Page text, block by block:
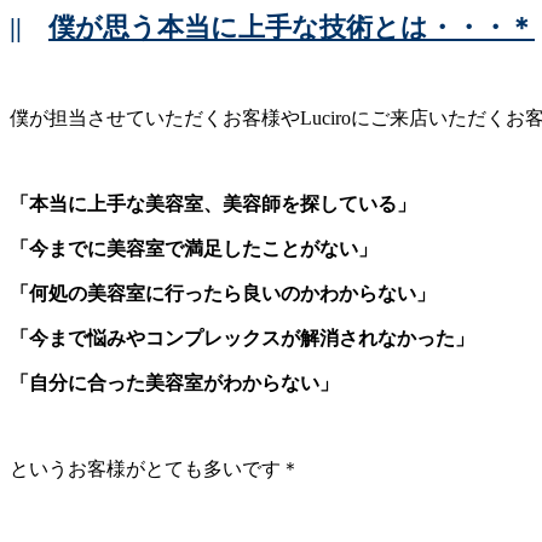
|| 僕が思う本当に上手な技術とは・・・＊
僕が担当させていただくお客様やLuciroにご来店いただくお
「本当に上手な美容室、美容師を探している」
「今までに美容室で満足したことがない」
「何処の美容室に行ったら良いのかわからない」
「今まで悩みやコンプレックスが解消されなかった」
「自分に合った美容室がわからない」
というお客様がとても多いです＊